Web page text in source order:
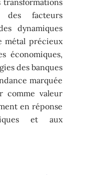
transformations
des facteurs
dynamiques
métal précieux
économiques,
des banques
marquée
comme valeur
en réponse
et aux